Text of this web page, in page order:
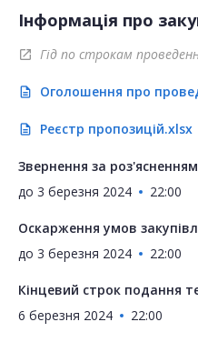
Інформація про
open_in_new Гід по строкам
description Оголошення про
description Реєстр пропозицій.xlsx
Звернення за
до 3 березня 2024 22:00
Оскарження умов
до 3 березня 2024 22:00
Кінцевий строк подання
6 березня 2024
22:00